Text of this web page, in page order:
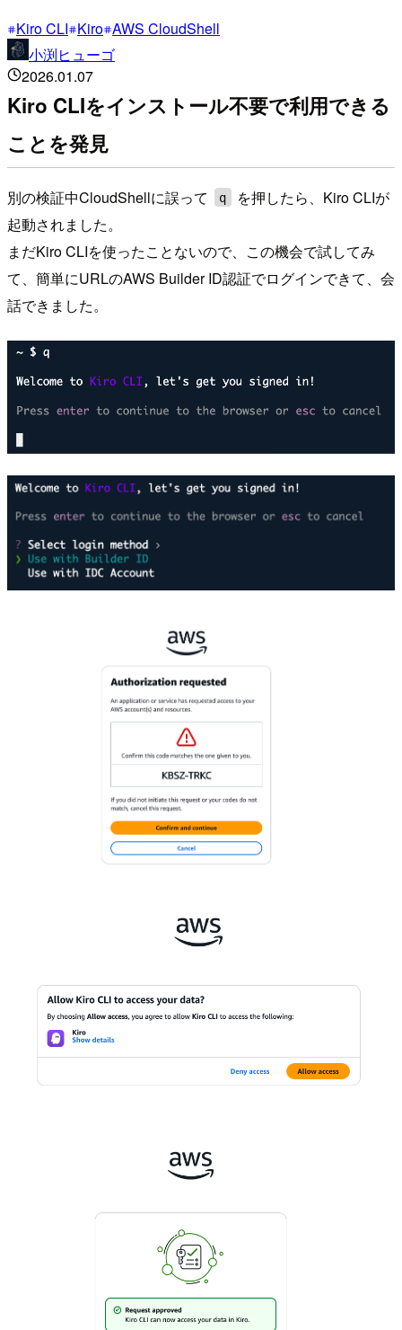
Kiro CLI Kiro AWS CloudShell
小渕ヒューゴ
2026.01.07
Kiro CLIをインストール不要で利用できる
ことを発見
別の検証中CloudShellに誤って q
を押したら、Kiro CLIが
起動されました。
まだKiro CLIを使ったことないので、この機会で試してみ
て、簡単にURLのAWS Builder ID認証でログインできて、会
話できました。